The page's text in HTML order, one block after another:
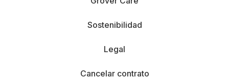
Sostenibilidad
Legal
Cancelar contrato